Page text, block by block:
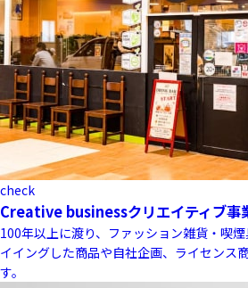
check
Creative businessクリエイティブ事
100年以上に渡り、ファッション雑貨・喫
イイングした商品や自社企画、ライセンス
す。